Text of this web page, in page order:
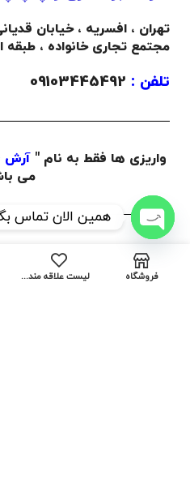
تهران ، افسریه ، خیابان
مجتمع تجاری خانواده ، طبقه
تلفن :
واریزی ها فقط به نام " آرش
می
ساعات کاری مجموعه
الی18:00 بوده و فروشگاه لیست علاقه مندی ها
همین الان تماس
CHATY